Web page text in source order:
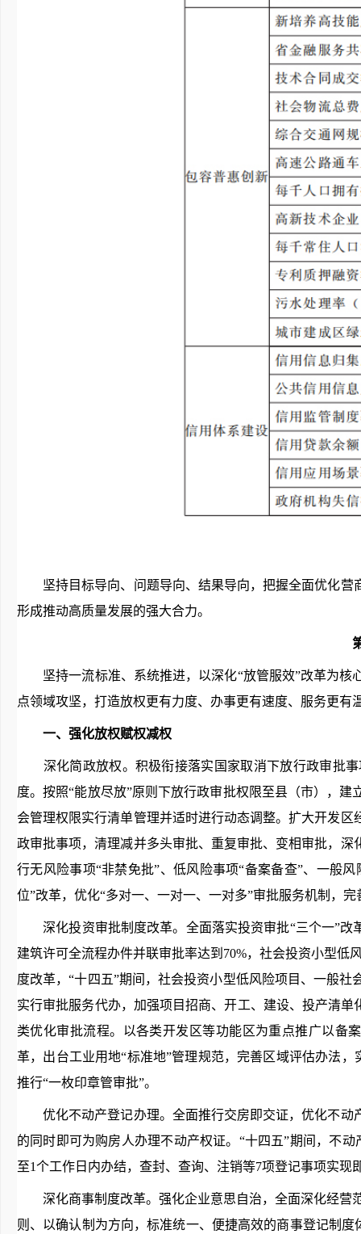
坚持目标导向、问题导向、结果导向，把握全面优化
形成推动高质量发展的强大合力。
坚持一流标准、系统推进，以深化“放管服效”改革为核
点领域攻坚，打造放权更有力度、办事更有速度、服务更有
一、强化放权赋权减权
深化简政放权。积极衔接落实国家取消下放行政审批事
度。按照“能放尽放”原则下放行政审批权限至县（市），
会管理权限实行清单管理并适时进行动态调整。扩大开发
政审批事项，清理减并多头审批、重复审批、变相审批，
行无风险事项“非禁免批”、低风险事项“备案备查”、一般
位”改革，优化“多对一、一对一、一对多”审批服务机制，
深化投资审批制度改革。全面落实投资审批“三个一”改
建筑许可全流程办件并联审批率达到70%，社会投资小型低
度改革，“十四五”期间，社会投资小型低风险项目、一般
实行审批服务代办，加强项目招商、开工、建设、投产清
类优化审批流程。以各类开发区等功能区为重点推广以备
革，出台工业用地“标准地”管理规范，完善区域评估办法
推行“一枚印章管审批”。
优化不动产登记办理。全面推行交房即交证，优化不动
的同时即可为购房人办理不动产权证。“十四五”期间，不
至1个工作日内办结，查封、查询、注销等7项登记事项实
深化商事制度改革。强化企业意思自治，全面深化经营
则、以确认制为方向，标准统一、便捷高效的商事登记制